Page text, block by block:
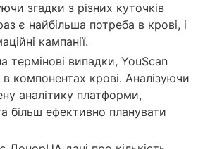
згадки з різних куточків
є найбільша потреба в крові, і
кампанії.
термінові випадки, YouScan
компонентах крові. Аналізуючи
аналітику платформи,
більш ефективно планувати